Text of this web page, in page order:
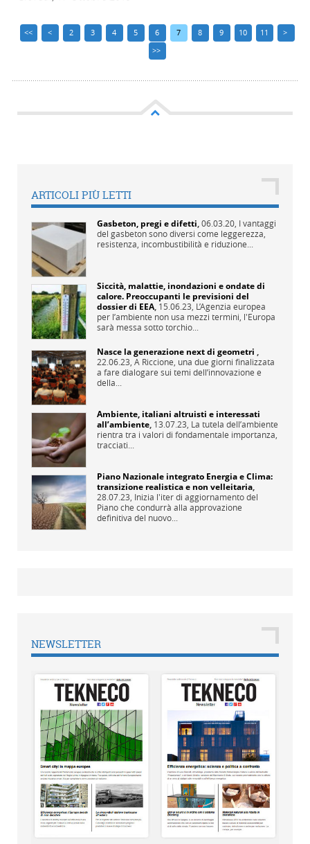
<< < 2 3 4 5 6 7 8 9 10 11
>
>>
ARTICOLI PIÙ LETTI
Gasbeton, pregi e difetti,06.03.20, I vantaggi
del gasbeton sono diversi come leggerezza,
resistenza, incombustibilità e riduzione...
Siccità, malattie, inondazioni e ondate di
calore. Preoccupanti le previsioni del
dossier di EEA, 15.06.23, L’Agenzia europea
per l’ambiente non usa mezzi termini, l'Europa
sarà messa sotto torchio...
Nasce la generazione next di geometri ,
22.06.23, A Riccione, una due giorni finalizzata
a fare dialogare sui temi dell’innovazione e
della...
Ambiente, italiani altruisti e interessati
all’ambiente, 13.07.23, La tutela dell’ambiente
rientra tra i valori di fondamentale importanza,
tracciati...
Piano Nazionale integrato Energia e Clima:
transizione realistica e non velleitaria,
28.07.23, Inizia l'iter di aggiornamento del
Piano che condurrà alla approvazione
definitiva del nuovo...
NEWSLETTER